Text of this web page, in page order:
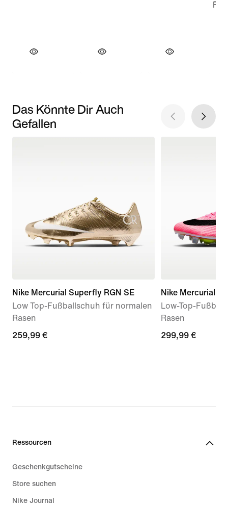
Das Könnte Dir Auch
Gefallen
Nike Mercurial Superfly RGN SE
Low Top-Fußballschuh für normalen
Rasen
259,99 €
259,99 €
Nike Mercurial
Low-Top-
Rasen
299,99 €
299,99 €
Ressourcen
Geschenkgutscheine
Store suchen
Nike Journal